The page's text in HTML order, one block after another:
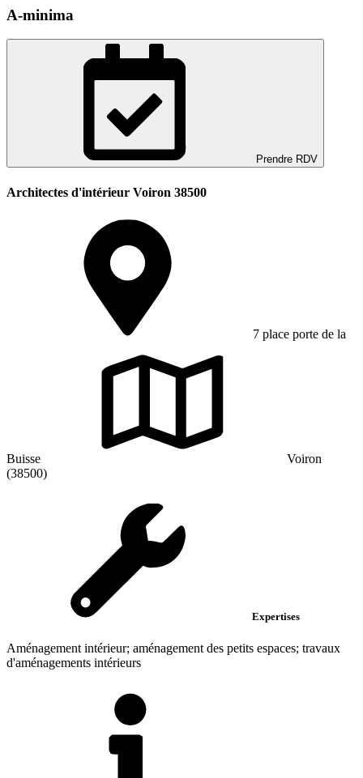
A-minima
Prendre RDV
Architectes d'intérieur Voiron 38500
7 place porte de la
Buisse
Voiron
(38500)
Expertises
Aménagement intérieur; aménagement des petits espaces; travaux
d'aménagements intérieurs